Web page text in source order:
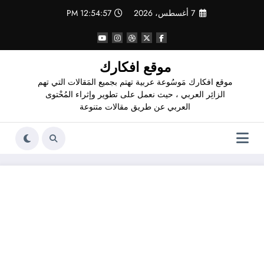
7 أغسطس، 2026 12:54:58 PM
موقع افكارك
موقع افكارك مَوسُوعة عربية تهتم بجميع المَقالات التي تهم
الزائِر العربي ، حيث نعمل على تطوير وإثراء المُحْتوى
العربي عن طريق مقالات متنوعة